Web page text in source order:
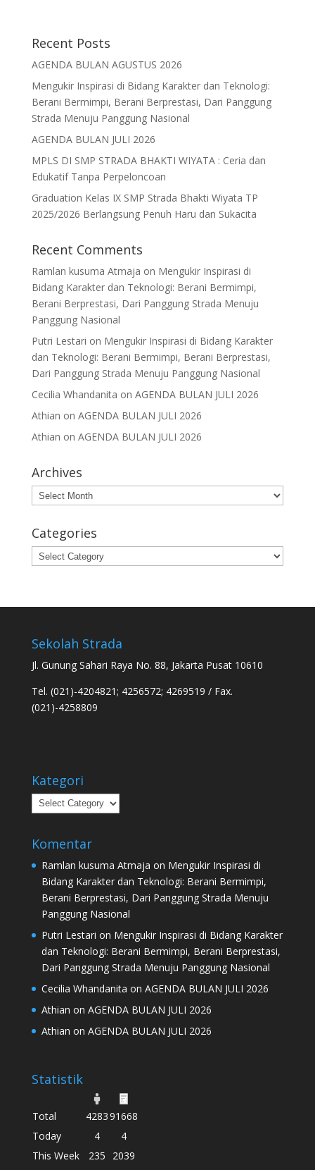
Recent Posts
AGENDA BULAN AGUSTUS 2026
Mengukir Inspirasi di Bidang Karakter dan Teknologi:
Berani Bermimpi, Berani Berprestasi, Dari Panggung
Strada Menuju Panggung Nasional
AGENDA BULAN JULI 2026
MPLS DI SMP STRADA BHAKTI WIYATA : Ceria dan
Edukatif Tanpa Perpeloncoan
Graduation Kelas IX SMP Strada Bhakti Wiyata TP
2025/2026 Berlangsung Penuh Haru dan Sukacita
Recent Comments
Ramlan kusuma Atmaja on Mengukir Inspirasi di
Bidang Karakter dan Teknologi: Berani Bermimpi,
Berani Berprestasi, Dari Panggung Strada Menuju
Panggung Nasional
Putri Lestari on Mengukir Inspirasi di Bidang Karakter
dan Teknologi: Berani Bermimpi, Berani Berprestasi,
Dari Panggung Strada Menuju Panggung Nasional
Cecilia Whandanita on AGENDA BULAN JULI 2026
Athian on AGENDA BULAN JULI 2026
Athian on AGENDA BULAN JULI 2026
Archives
Archives
Categories
Categories
Sekolah Strada
Jl. Gunung Sahari Raya No. 88, Jakarta Pusat 10610
Tel. (021)-4204821; 4256572; 4269519 / Fax.
(021)-4258809
Kategori
Kategori
Komentar
Ramlan kusuma Atmaja on Mengukir Inspirasi di
Bidang Karakter dan Teknologi: Berani Bermimpi,
Berani Berprestasi, Dari Panggung Strada Menuju
Panggung Nasional
Putri Lestari on Mengukir Inspirasi di Bidang Karakter
dan Teknologi: Berani Bermimpi, Berani Berprestasi,
Dari Panggung Strada Menuju Panggung Nasional
Cecilia Whandanita on AGENDA BULAN JULI 2026
Athian on AGENDA BULAN JULI 2026
Athian on AGENDA BULAN JULI 2026
Statistik
Total 428391668
Today
4
4
This Week
235
2039